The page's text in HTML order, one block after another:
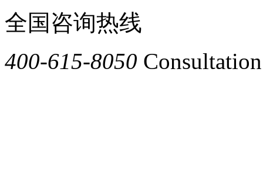
全国咨询热线
400-615-8050